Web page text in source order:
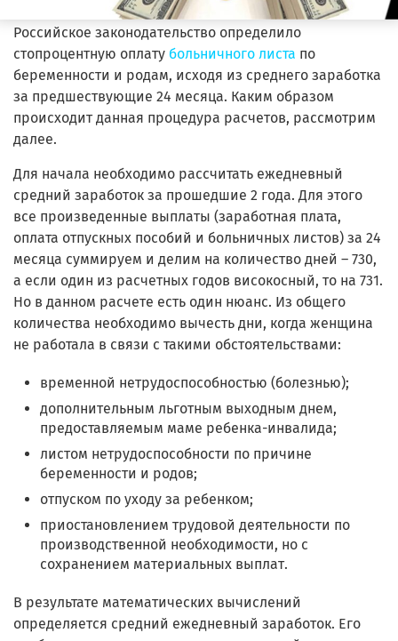
Российское законодательство определило
стопроцентную оплату больничного листа по
беременности и родам, исходя из среднего заработка
за предшествующие 24 месяца. Каким образом
происходит данная процедура расчетов, рассмотрим
далее.
Для начала необходимо рассчитать ежедневный
средний заработок за прошедшие 2 года. Для этого
все произведенные выплаты (заработная плата,
оплата отпускных пособий и больничных листов) за 24
месяца суммируем и делим на количество дней – 730,
а если один из расчетных годов високосный, то на 731.
Но в данном расчете есть один нюанс. Из общего
количества необходимо вычесть дни, когда женщина
не работала в связи с такими обстоятельствами:
временной нетрудоспособностью (болезнью);
дополнительным льготным выходным днем,
предоставляемым маме ребенка-инвалида;
листом нетрудоспособности по причине
беременности и родов;
отпуском по уходу за ребенком;
приостановлением трудовой деятельности по
производственной необходимости, но с
сохранением материальных выплат.
В результате математических вычислений
определяется средний ежедневный заработок. Его